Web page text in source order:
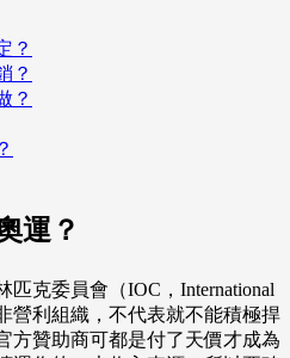
？
？
？
運？
克委員會（IOC，International
營利組織，不代表就不能積極捍
方贊助商可都是付了天價才成為